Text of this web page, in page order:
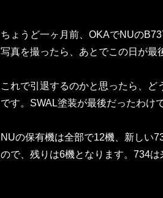
ちょうど一ヶ月前、OKAでNUの
写真を撮ったら、あとでこの日が最
これで引退するのかと思ったら、ど
です。SWAL塗装が最後だったわけ
NUの保有機は全部で12機、新しい
ので、残りは6機となります。734は